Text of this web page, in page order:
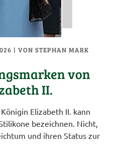
|VON STEPHAN MARK
von
II.
Elizabeth II. kann
bezeichnen. Nicht,
und ihren Status zur